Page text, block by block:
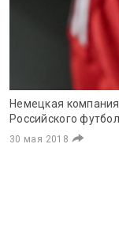
Немецкая
Российского
30 мая 2018